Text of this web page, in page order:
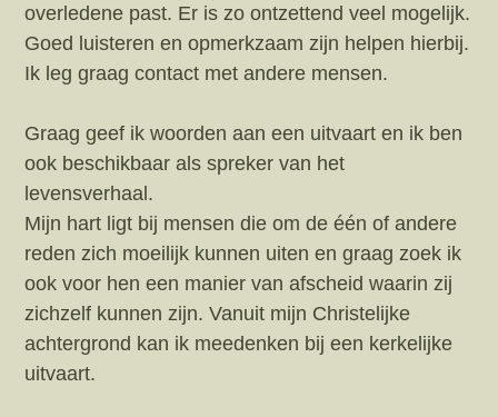
overledene past. Er is zo ontzettend veel mogelijk.
Goed luisteren en opmerkzaam zijn helpen hierbij.
Ik leg graag contact met andere mensen.
Graag geef ik woorden aan een uitvaart en ik ben
ook beschikbaar als spreker van het
levensverhaal.
Mijn hart ligt bij mensen die om de één of andere
reden zich moeilijk kunnen uiten en graag zoek ik
ook voor hen een manier van afscheid waarin zij
zichzelf kunnen zijn. Vanuit mijn Christelijke
achtergrond kan ik meedenken bij een kerkelijke
uitvaart.